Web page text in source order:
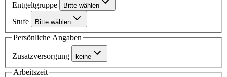
Entgeltgruppe Bitte wählen
Stufe Bitte wählen
Persönliche Angaben
Zusatzversorgung keine
Arbeitszeit